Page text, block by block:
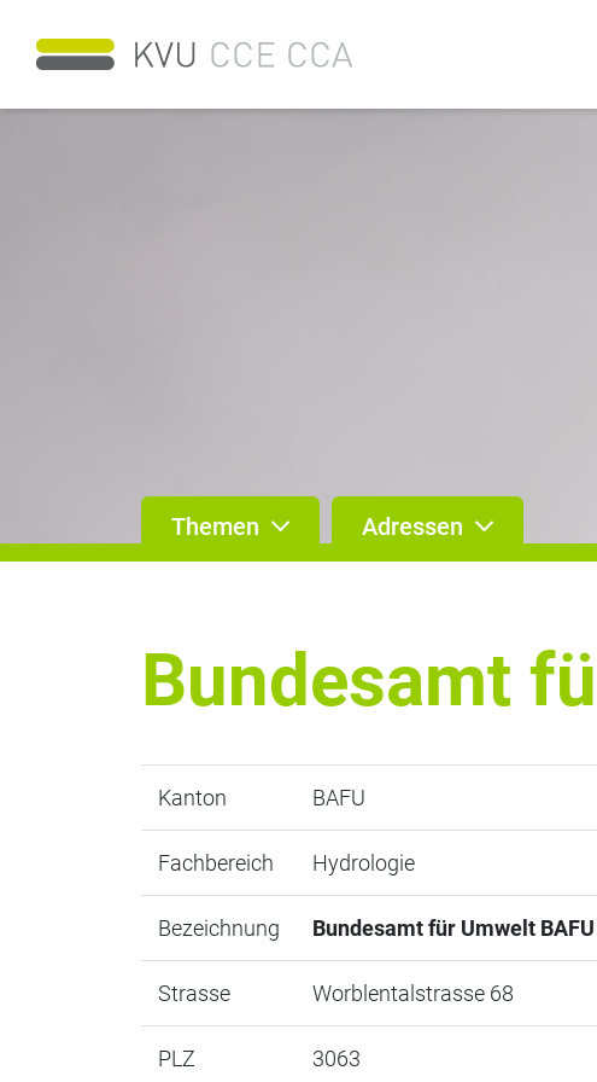
Themen Adressen
Bundesamt
Kanton BAFU
Fachbereich Hydrologie
Bezeichnung Bundesamt für Umwelt BAFU
Strasse Worblentalstrasse 68
PLZ 3063